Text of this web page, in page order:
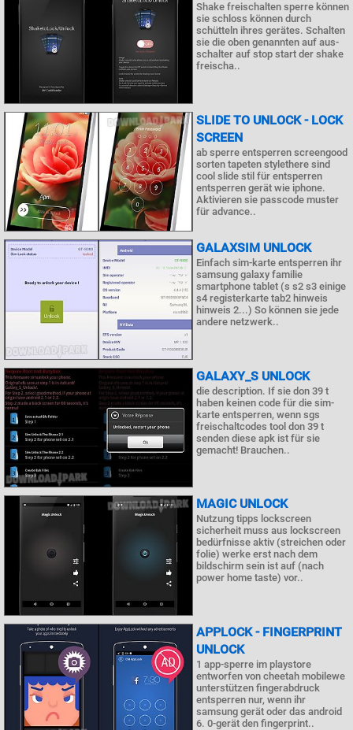
Shake freischalten sperre können
sie schloss können durch
schütteln ihres gerätes. Schalten
sie die oben genannten auf aus-
schalter auf stop start der shake
freischa..
SLIDE TO UNLOCK - LOCK
SCREEN
ab sperre entsperren screengood
sorten tapeten stylethere sind
cool slide stil für entsperren
entsperren gerät wie iphone.
Aktivieren sie passcode muster
für advance..
GALAXSIM UNLOCK
Einfach sim-karte entsperren ihr
samsung galaxy familie
smartphone tablet (s s2 s3 einige
s4 registerkarte tab2 hinweis
hinweis 2...) So können sie jede
andere netzwerk..
GALAXY_S UNLOCK
die description. If sie don 39 t
haben keinen code für die sim-
karte entsperren, wenn sgs
freischaltcodes tool don 39 t
senden diese apk ist für sie
gemacht! Brauchen..
MAGIC UNLOCK
Nutzung tipps lockscreen
sicherheit muss aus lockscreen
bedürfnisse aktiv (streichen oder
folie) werke erst nach dem
bildschirm sein ist auf (nach
power home taste) vor..
APPLOCK - FINGERPRINT
UNLOCK
1 app-sperre im playstore
entworfen von cheetah mobilewe
unterstützen fingerabdruck
entsperren nur, wenn ihr
samsung gerät oder das android
6. 0-gerät den fingerprint..